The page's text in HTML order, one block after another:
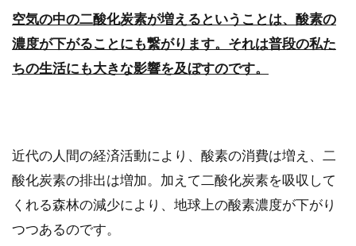
空気の中の二酸化炭素が増えるということは、酸素の
濃度が下がることにも繋がります。それは普段の私た
ちの生活にも大きな影響を及ぼすのです。
近代の人間の経済活動により、酸素の消費は増え、二
酸化炭素の排出は増加。加えて二酸化炭素を吸収して
くれる森林の減少により、地球上の酸素濃度が下がり
つつあるのです。